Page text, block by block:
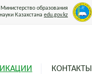
Министерство образования
Казахстана edu.gov.kz
КОНТАКТЫ